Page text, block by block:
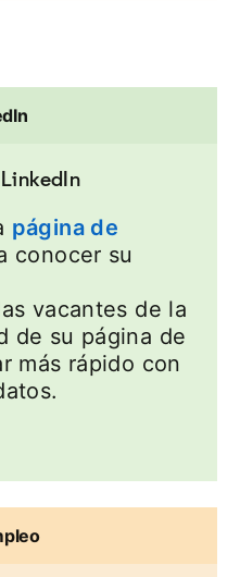
página de
new tab
conocer su
vacantes de la
de su página de
más rápido con